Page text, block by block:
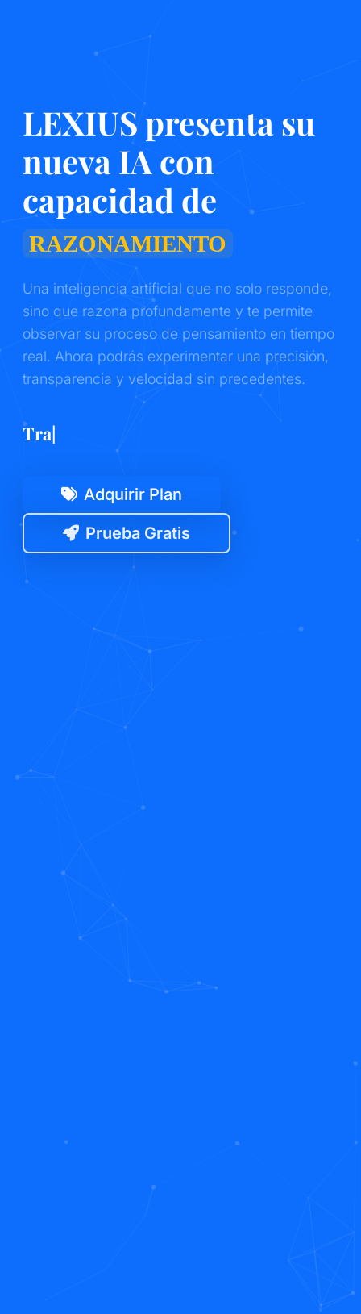
LEXIUS presenta su
nueva IA con
capacidad de
RAZONAMIENTO
Una inteligencia artificial que no solo responde,
sino que razona profundamente y te permite
observar su proceso de pensamiento en tiempo
real. Ahora podrás experimentar una precisión,
transparencia y velocidad sin precedentes.
Transparencia Total
Adquirir Plan
Prueba Gratis